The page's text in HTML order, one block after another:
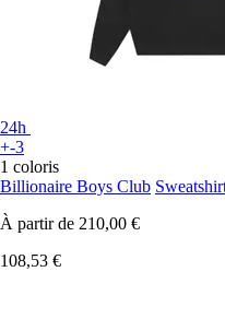
24h
+-3
1 coloris
Billionaire Boys Club
À partir de 210,00 €
108,53 €